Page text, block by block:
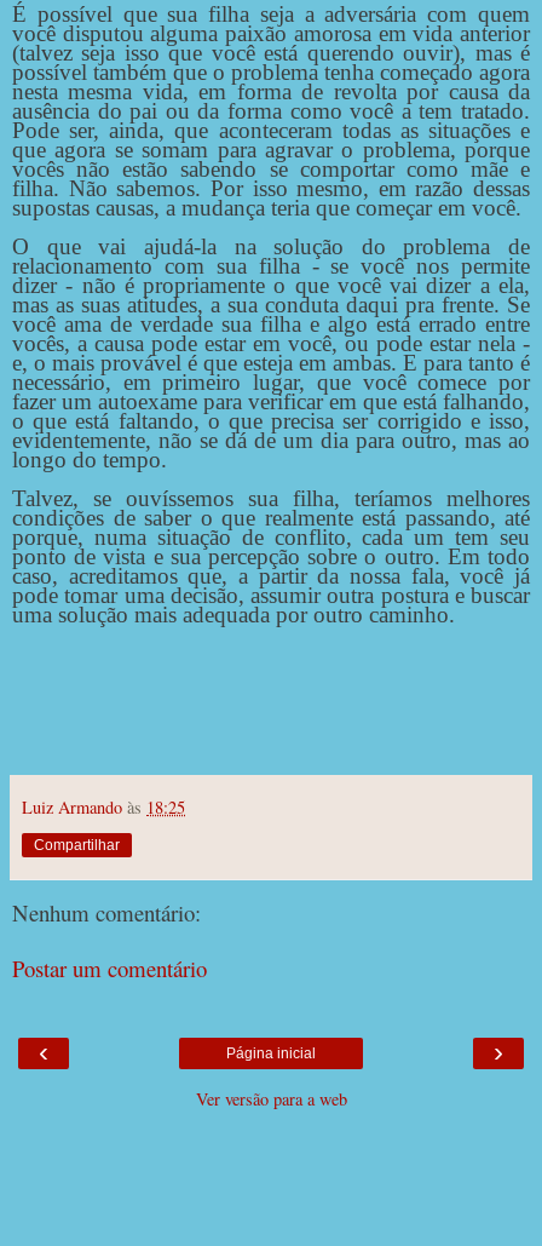
É possível que sua filha seja a adversária com quem
você disputou alguma paixão amorosa em vida anterior
(talvez seja isso que você está querendo ouvir), mas é
possível também que o problema tenha começado agora
nesta mesma vida, em forma de revolta por causa da
ausência do pai ou da forma como você a tem tratado.
Pode ser, ainda, que aconteceram todas as situações e
que agora se somam para agravar o problema, porque
vocês não estão sabendo se comportar como mãe e
filha. Não sabemos. Por isso mesmo, em razão dessas
supostas causas, a mudança teria que começar em você.
O que vai ajudá-la na solução do problema de
relacionamento com sua filha - se você nos permite
dizer - não é propriamente o que você vai dizer a ela,
mas as suas atitudes, a sua conduta daqui pra frente. Se
você ama de verdade sua filha e algo está errado entre
vocês, a causa pode estar em você, ou pode estar nela -
e, o mais provável é que esteja em ambas. E para tanto é
necessário, em primeiro lugar, que você comece por
fazer um autoexame para verificar em que está falhando,
o que está faltando, o que precisa ser corrigido e isso,
evidentemente, não se dá de um dia para outro, mas ao
longo do tempo.
Talvez, se ouvíssemos sua filha, teríamos melhores
condições de saber o que realmente está passando, até
porque, numa situação de conflito, cada um tem seu
ponto de vista e sua percepção sobre o outro. Em todo
caso, acreditamos que, a partir da nossa fala, você já
pode tomar uma decisão, assumir outra postura e buscar
uma solução mais adequada por outro caminho.
Luiz Armando às 18:25
Compartilhar
Nenhum comentário:
Postar um comentário
‹ ›
Página inicial
Ver versão para a web